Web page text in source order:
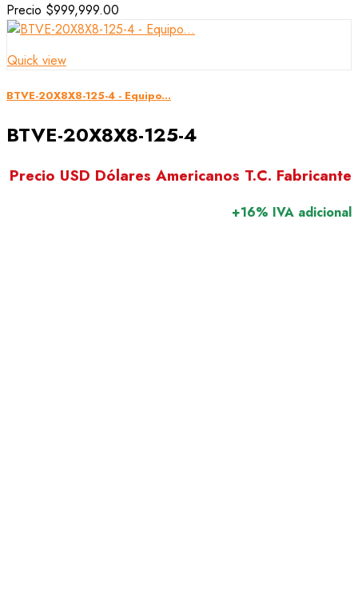
Precio $999,999.00
Quick view
BTVE-20X8X8-125-4 - Equipo...
BTVE-20X8X8-125-4
Precio USD Dólares Americanos T.C. Fabricante
+16% IVA adicional